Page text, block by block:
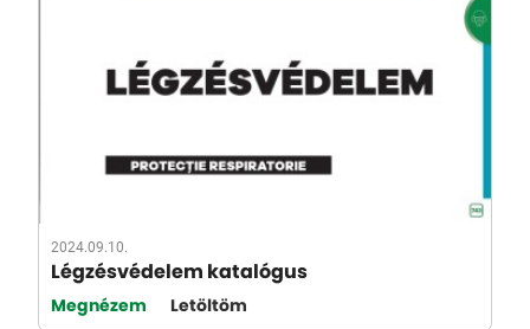
2024.09.10.
Légzésvédelem katalógus
Megnézem Letöltöm